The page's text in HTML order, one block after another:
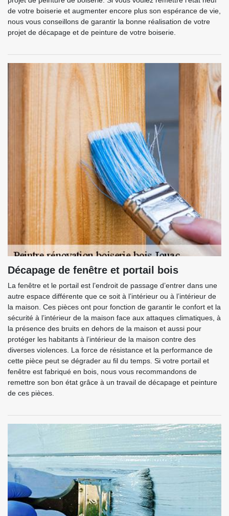
de votre boiserie et augmenter encore plus son espérance de vie,
nous vous conseillons de garantir la bonne réalisation de votre
projet de décapage et de peinture de votre boiserie.
Décapage de fenêtre et portail bois
La fenêtre et le portail est l’endroit de passage d’entrer dans une
autre espace différente que ce soit à l’intérieur ou à l’intérieur de
la maison. Ces pièces ont pour fonction de garantir le confort et la
sécurité à l’intérieur de la maison face aux attaques climatiques, à
la présence des bruits en dehors de la maison et aussi pour
protéger les habitants à l’intérieur de la maison contre des
diverses violences. La force de résistance et la performance de
cette pièce peut se dégrader au fil du temps. Si votre portail et
fenêtre est fabriqué en bois, nous vous recommandons de
remettre son bon état grâce à un travail de décapage et peinture
de ces pièces.